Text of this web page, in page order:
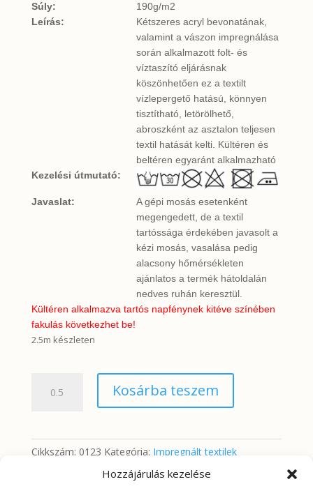
Hozzájárulás kezelése
Súly:
190g/m2
Leírás:
Kétszeres acryl bevonatának,
valamint a vászon impregnálása
során alkalmazott folt- és
víztaszító eljárásnak
köszönhetően ez a textilt
vízlepergető hatású, könnyen
tisztítható, letörölhető,
abroszként az asztalon teljesen
textil hatását kelti. Kültéren és
beltéren egyaránt alkalmazható
Kezelési útmutató:
Javaslat:
A gépi mosás esetenként
megengedett, de a textil
tartóssága érdekében javasolt a
kézi mosás, vasalása pedig
alacsony hőmérsékleten
ajánlatos a termék hátoldalán
nedves ruhán keresztül.
Kültéren alkalmazva tartós napfénynek kitéve színében
fakulás következhet be!
2.5m készleten
barna
szövött
Kosárba teszem
Cikkszám: 0123 Kategória: Impregnált textilek